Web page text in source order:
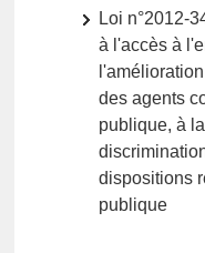
Loi n°2012-
à l'accès à
des agents
publique, à
dispositions
publique